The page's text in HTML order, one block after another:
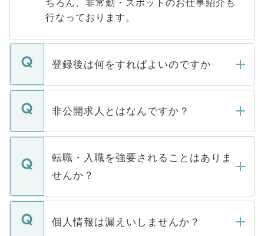
行なっております。
登録後は何をすればよいのですか
ご登録いただきましたら、弊社担当者がご
登録内容を確認し、その後メールもしくは
ます。通常、5営業日以内にはご連絡をせて
いただきますので、しばらくお待ちくださ
い。
非公開求人とはなんですか？
マイナビDOCTORで取り扱っている求人の
うち約3割は、Webサイトからご覧いただ
けない「非公開求人」です。非公開求人は
下記の理由によって、一般には公開してい
ません。
■応募殺到を避けるため 人気のある医療機
転職・入職を強要されることはありま
せんか？
転職・入職を強要することは一切ありませ
ん。また、仮に応募先から内定をいただい
個人情報は漏えいしませんか？